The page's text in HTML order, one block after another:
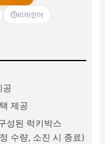
리마인더
공
제공
성된 럭키박스
수량, 소진 시 종료)